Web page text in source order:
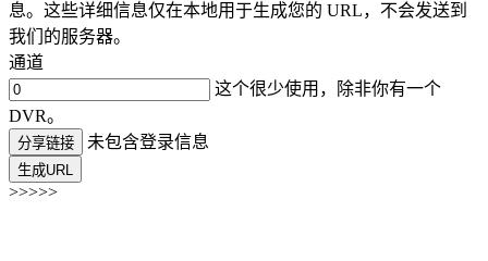
息。这些详细信息仅在本地用于生成您的 URL，不会发送到
我们的服务器。
通道
这个很少使用，除非你有一个
DVR。
分享链接 未包含登录信息
生成URL
>>>>>